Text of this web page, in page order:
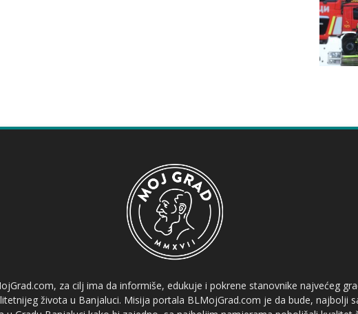
za cilj ima da informiše, edukuje i pokrene stanovnike najvećeg
života u Banjaluci. Misija portala BLMojGrad.com je da bude, najbolji